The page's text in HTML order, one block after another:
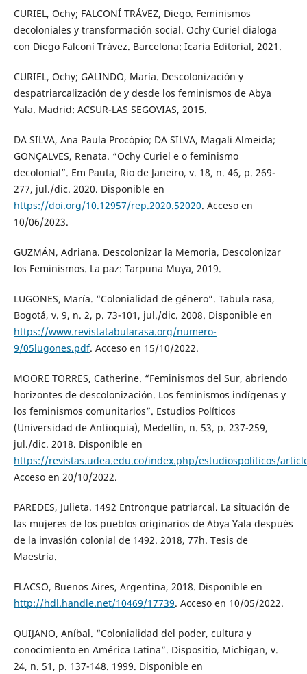
CURIEL, Ochy; FALCONÍ TRÁVEZ, Diego. Feminismos
decoloniales y transformación social. Ochy Curiel dialoga
con Diego Falconí Trávez. Barcelona: Icaria Editorial, 2021.
CURIEL, Ochy; GALINDO, María. Descolonización y
despatriarcalización de y desde los feminismos de Abya
Yala. Madrid: ACSUR-LAS SEGOVIAS, 2015.
DA SILVA, Ana Paula Procópio; DA SILVA, Magali Almeida;
GONÇALVES, Renata. “Ochy Curiel e o feminismo
decolonial”. Em Pauta, Rio de Janeiro, v. 18, n. 46, p. 269-
277, jul./dic. 2020. Disponible en
https://doi.org/10.12957/rep.2020.52020. Acceso en
10/06/2023.
GUZMÁN, Adriana. Descolonizar la Memoria, Descolonizar
los Feminismos. La paz: Tarpuna Muya, 2019.
LUGONES, María. “Colonialidad de género”. Tabula rasa,
Bogotá, v. 9, n. 2, p. 73-101, jul./dic. 2008. Disponible en
https://www.revistatabularasa.org/numero-
9/05lugones.pdf. Acceso en 15/10/2022.
MOORE TORRES, Catherine. “Feminismos del Sur, abriendo
horizontes de descolonización. Los feminismos indígenas y
los feminismos comunitarios”. Estudios Políticos
(Universidad de Antioquia), Medellín, n. 53, p. 237-259,
jul./dic. 2018. Disponible en
https://revistas.udea.edu.co/index.php/estudiospoliticos/
Acceso en 20/10/2022.
PAREDES, Julieta. 1492 Entronque patriarcal. La situación de
las mujeres de los pueblos originarios de Abya Yala después
de la invasión colonial de 1492. 2018, 77h. Tesis de
Maestría.
FLACSO, Buenos Aires, Argentina, 2018. Disponible en
http://hdl.handle.net/10469/17739. Acceso en 10/05/2022.
QUIJANO, Aníbal. “Colonialidad del poder, cultura y
conocimiento en América Latina”. Dispositio, Michigan, v.
24, n. 51, p. 137-148. 1999. Disponible en